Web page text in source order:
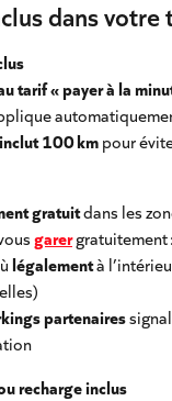
dans votre
tarif « payer à la
inclut 100 km pour
gratuit dans les
garer gratuitement :
légalement à
partenaires
recharge inclus